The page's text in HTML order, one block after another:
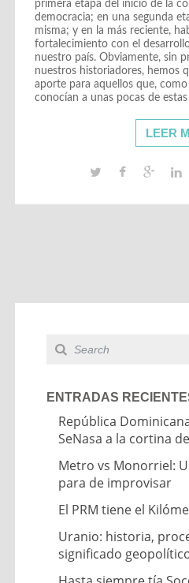
primera etapa del inicio de la
democracia; en una segunda
misma; y en la más reciente,
fortalecimiento con el
nuestro país. Obviamente, sin
nuestros historiadores, hemos
aporte para aquellos que,
conocían a unas pocas de
LEER
ENTRADAS
República
SeNasa a la cortina
Metro vs Monorriel:
para de improvisar
El PRM tiene el
Uranio: historia,
significado